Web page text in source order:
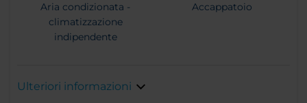
Aria condizionata -
climatizzazione
indipendente
Accappatoio
Ulteriori informazioni